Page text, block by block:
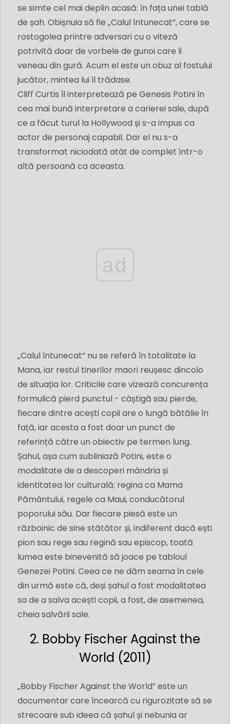
se simte cel mai deplin acasă: în fața unei tablă
de șah. Obișnuia să fie „Calul întunecat”, care se
rostogolea printre adversari cu o viteză
potrivită doar de vorbele de gunoi care îi
veneau din gură. Acum el este un obuz al fostului
jucător, mintea lui îl trădase.
Cliff Curtis îl interpretează pe Genesis Potini în
cea mai bună interpretare a carierei sale, după
ce a făcut turul la Hollywood și s-a impus ca
actor de personaj capabil. Dar el nu s-a
transformat niciodată atât de complet într-o
altă persoană ca aceasta.
ad
„Calul întunecat” nu se referă în totalitate la
Mana, iar restul tinerilor maori reușesc dincolo
de situația lor. Criticile care vizează concurența
formulică pierd punctul - câștigă sau pierde,
fiecare dintre acești copii are o lungă bătălie în
față, iar acesta a fost doar un punct de
referință către un obiectiv pe termen lung.
Șahul, așa cum subliniază Potini, este o
modalitate de a descoperi mândria și
identitatea lor culturală; regina ca Mama
Pământului, regele ca Maui, conducătorul
poporului său. Dar fiecare piesă este un
războinic de sine stătător și, indiferent dacă ești
pion sau rege sau regină sau episcop, toată
lumea este binevenită să joace pe tabloul
Genezei Potini. Ceea ce ne dăm seama în cele
din urmă este că, deși șahul a fost modalitatea
sa de a salva acești copii, a fost, de asemenea,
cheia salvării sale.
2. Bobby Fischer Against the
World (2011)
„Bobby Fischer Against the World” este un
documentar care încearcă cu rigurozitate să se
strecoare sub ideea că șahul și nebunia ar